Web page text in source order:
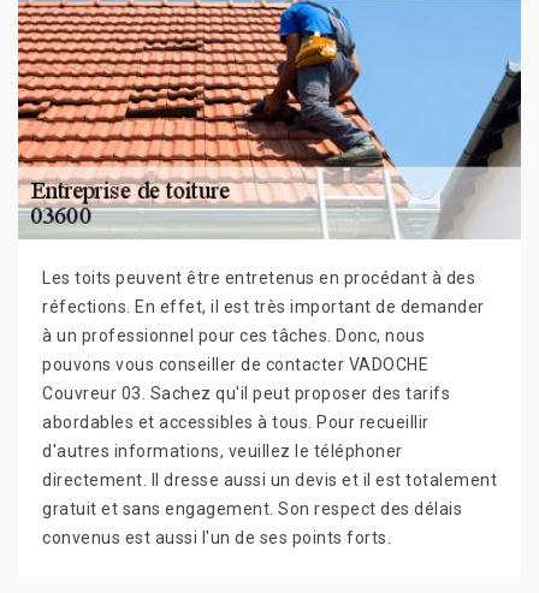
Les toits peuvent être entretenus en procédant à des
réfections. En effet, il est très important de demander
à un professionnel pour ces tâches. Donc, nous
pouvons vous conseiller de contacter VADOCHE
Couvreur 03. Sachez qu'il peut proposer des tarifs
abordables et accessibles à tous. Pour recueillir
d'autres informations, veuillez le téléphoner
directement. Il dresse aussi un devis et il est totalement
gratuit et sans engagement. Son respect des délais
convenus est aussi l'un de ses points forts.